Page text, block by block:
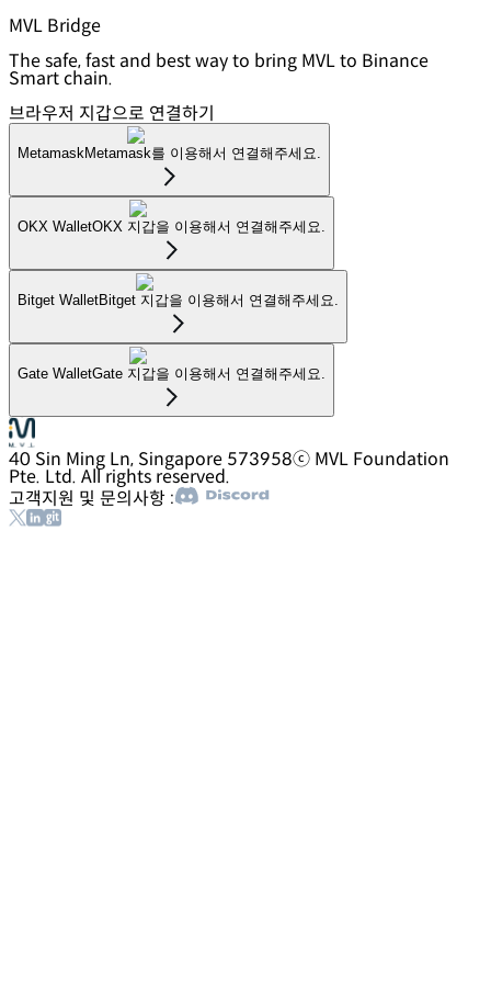
MVL Bridge
The safe, fast and best way to bring MVL to Binance
Smart chain.
브라우저 지갑으로 연결하기
MetamaskMetamask를 이용해서 연결해주세요.
OKX WalletOKX 지갑을 이용해서 연결해주세요.
Bitget WalletBitget 지갑을 이용해서 연결해주세요.
Gate WalletGate 지갑을 이용해서 연결해주세요.
40 Sin Ming Ln, Singapore 573958ⓒ MVL Foundation
Pte. Ltd. All rights reserved.
고객지원 및 문의사항 :